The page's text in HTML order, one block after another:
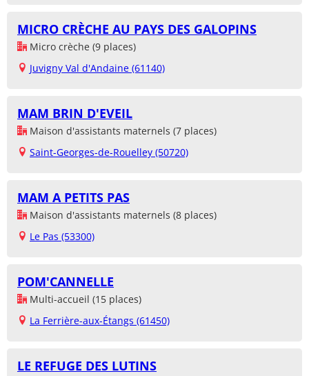
MICRO CRÈCHE AU PAYS DES GALOPINS
Micro crèche (9 places)
Juvigny Val d'Andaine (61140)
MAM BRIN D'EVEIL
Maison d'assistants maternels (7 places)
Saint-Georges-de-Rouelley (50720)
MAM A PETITS PAS
Maison d'assistants maternels (8 places)
Le Pas (53300)
POM'CANNELLE
Multi-accueil (15 places)
La Ferrière-aux-Étangs (61450)
LE REFUGE DES LUTINS